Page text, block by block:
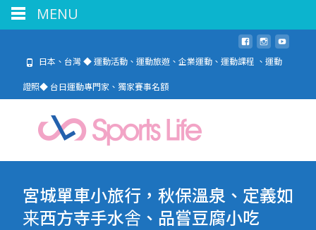
日本、台灣 ◆ 運動活動、運動旅遊、企業運動、運動課程 、運動
證照◆ 台日運動專門家、獨家賽事名額
宮城單車小旅行，秋保溫泉、定義如
来西方寺手水舎、品嘗豆腐小吃
MENU